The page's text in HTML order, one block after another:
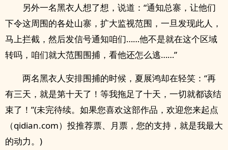
另外一名黑衣人想了想，说道：“通知总寨，让他们
下令这周围的各处山寨，扩大监视范围，一旦发现此人，
马上拦截，然后发信号通知咱们……他不是就在这个区域
转吗，咱们就大范围围捕，看他还怎么逃……”
两名黑衣人安排围捕的时候，夏展鸿却在轻笑：“再
有三天，就是第十天了！等我拖足了十天，一切就都该结
束了！”(未完待续。如果您喜欢这部作品，欢迎您来起点
（qidian.com）投推荐票、月票，您的支持，就是我最大
的动力。)